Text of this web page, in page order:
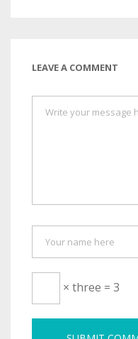
LEAVE A COMMENT
× three = 3